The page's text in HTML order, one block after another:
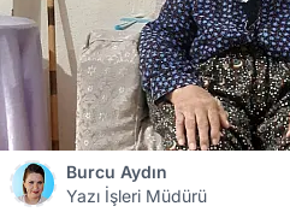
Burcu Aydın
Yazı İşleri Müdürü